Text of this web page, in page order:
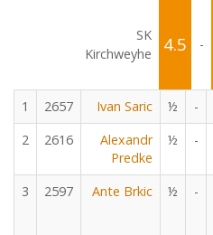
SK
Kirchweyhe
4.5 -
1
2657 Ivan Saric ½ -
2
2616
Alexandr
Predke
½ -
3 2597 Ante Brkic ½ -